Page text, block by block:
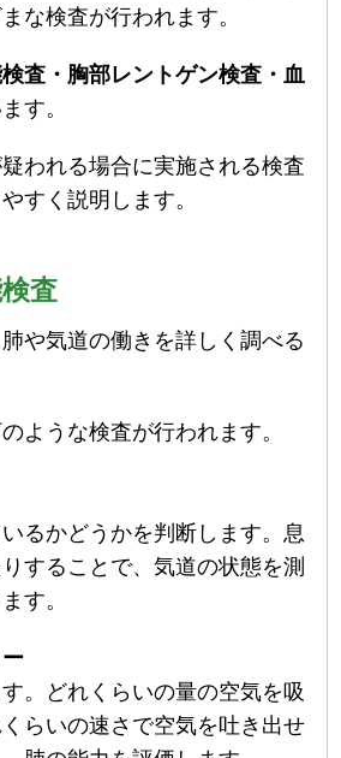
な検査が行われます。
査・胸部レントゲン検査・血
す。
われる場合に実施される検査
すく説明します。
査
や気道の働きを詳しく調べる
ような検査が行われます。
るかどうかを判断します。息
することで、気道の状態を測
す。
。どれくらいの量の空気を吸
らいの速さで空気を吐き出せ